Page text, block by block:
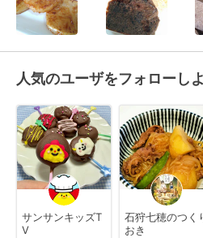
人気のユーザをフォローし
サンサンキッズT
V
石狩七穂のつく
おき